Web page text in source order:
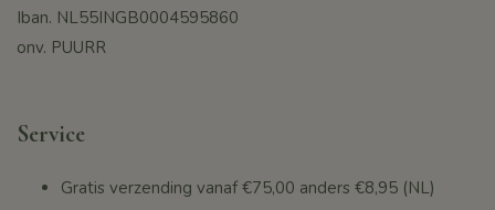
Iban. NL55INGB0004595860
onv. PUURR
Service
Gratis verzending vanaf €75,00 anders €8,95 (NL)